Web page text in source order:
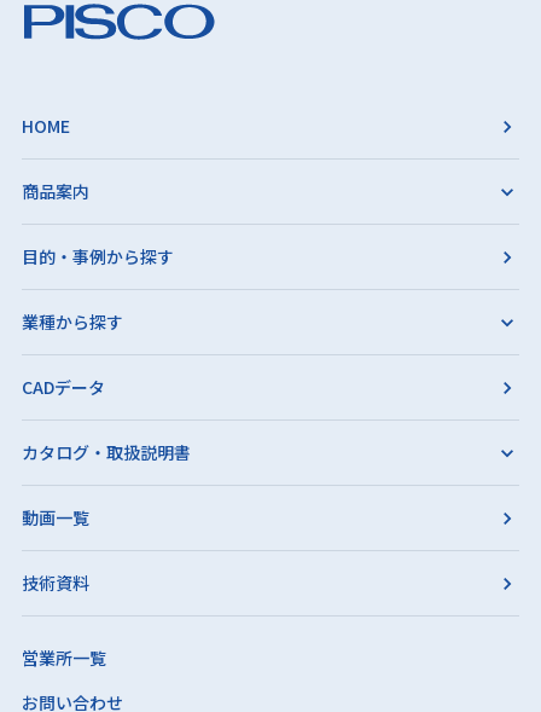
HOME
商品案内
目的・事例から探す
業種から探す
CADデータ
カタログ・取扱説明書
動画一覧
技術資料
営業所一覧
お問い合わせ